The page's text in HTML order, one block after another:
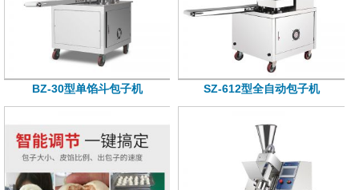
BZ-30型单馅斗包子机 SZ-612型全自动包子机